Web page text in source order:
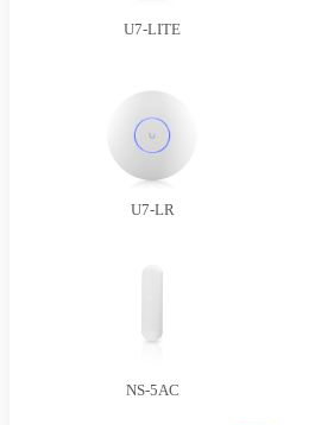
U7-LITE
U7-LR
NS-5AC